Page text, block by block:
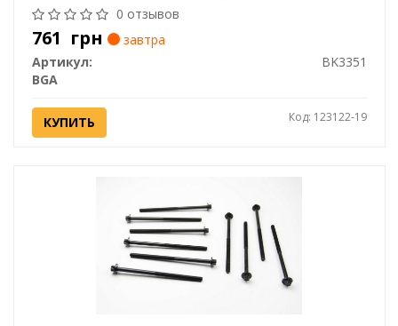
0 отзывов
761 грн
завтра
Артикул:
BK3351
BGA
КУПИТЬ Код: 123122-19